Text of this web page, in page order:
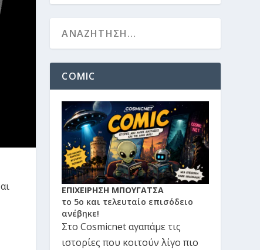
COMIC
ΕΠΙΧΕΙΡΗΣΗ ΜΠΟΥΓΑΤΣΑ
το 5ο και τελευταίο επισόδειο
ανέβηκε!
Στο Cosmicnet αγαπάμε τις
ιστορίες που κοιτούν λίγο πιο